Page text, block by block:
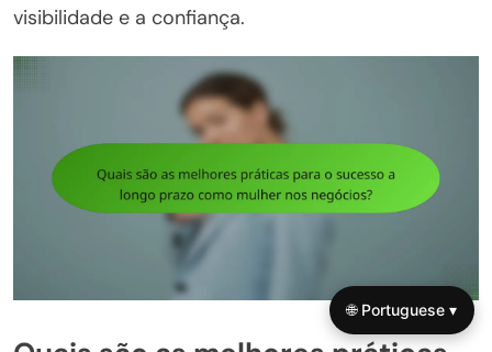
visibilidade e a confiança.
🌐 Portuguese ▾